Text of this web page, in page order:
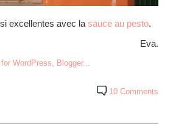
excellentes avec la sauce au pesto.
Eva.
10 Comments